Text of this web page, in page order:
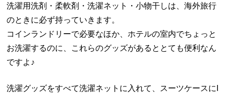
洗濯用洗剤・柔軟剤・洗濯ネット・小物干しは、海外旅行
のときに必ず持っていきます。
コインランドリーで必要なほか、ホテルの室内でちょっと
お洗濯するのに、これらのグッズがあるととても便利なん
ですよ♪
洗濯グッズをすべて洗濯ネットに入れて、スーツケースにI